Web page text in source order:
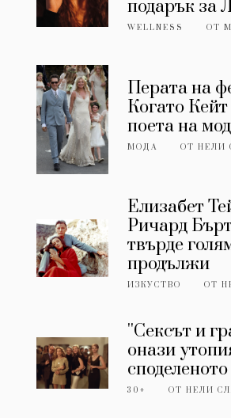
подарък за
WELLNESS ОТ
Перата на
Когато
поета на
МОДА ОТНЕЛИ
Елизабет
Ричард
твърде
продължи
ИЗКУСТВО ОТ
''Сексът и
онази
30+ ОТНЕЛИ